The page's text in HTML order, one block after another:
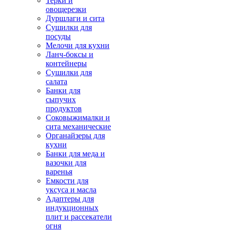
овощерезки
Дуршлаги и сита
Сушилки для
посуды
Мелочи для кухни
Ланч-боксы и
контейнеры
Сушилки для
салата
Банки для
сыпучих
продуктов
Соковыжималки и
сита механические
Органайзеры для
кухни
Банки для меда и
вазочки для
варенья
Емкости для
уксуса и масла
Адаптеры для
индукционных
плит и рассекатели
огня